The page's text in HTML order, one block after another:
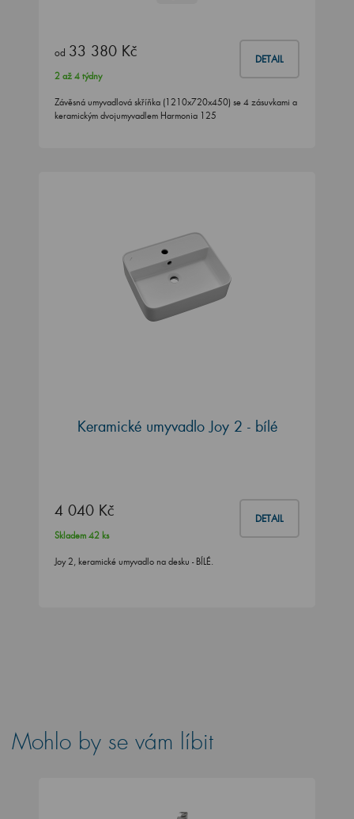
od 33 380 Kč DETAIL
2 až 4 týdny
Závěsná umyvadlová skříňka (1210x720x450) se 4 zásuvkami a
keramickým dvojumyvadlem Harmonia 125
Keramické umyvadlo Joy 2 - bílé
4 040 Kč DETAIL
Skladem 42 ks
Joy 2, keramické umyvadlo na desku - BÍLÉ.
Mohlo by se vám líbit